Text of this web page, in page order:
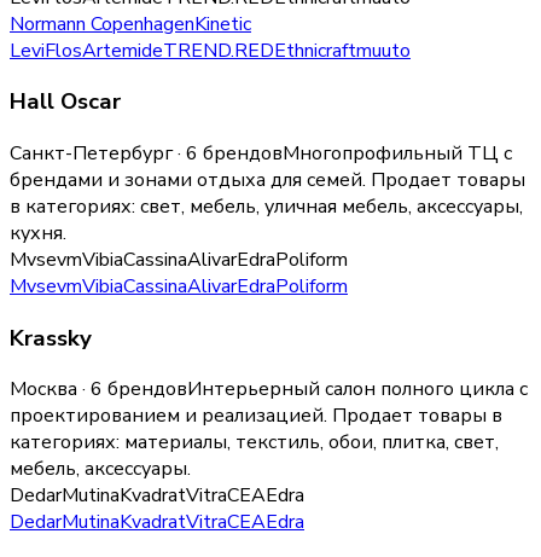
Normann CopenhagenKinetic
LeviFlosArtemideTREND.REDEthnicraftmuuto
Hall Oscar
Санкт-Петербург · 6 брендовМногопрофильный ТЦ с
брендами и зонами отдыха для семей. Продает товары
в категориях: свет, мебель, уличная мебель, аксессуары,
кухня.
MvsevmVibiaCassinaAlivarEdraPoliform
MvsevmVibiaCassinaAlivarEdraPoliform
Krassky
Москва · 6 брендовИнтерьерный салон полного цикла с
проектированием и реализацией. Продает товары в
категориях: материалы, текстиль, обои, плитка, свет,
мебель, аксессуары.
DedarMutinaKvadratVitraCEAEdra
DedarMutinaKvadratVitraCEAEdra